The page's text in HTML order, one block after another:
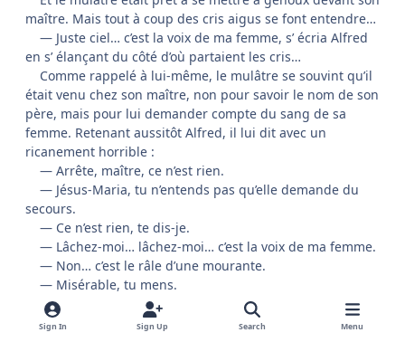
maître. Mais tout à coup des cris aigus se font entendre…
— Juste ciel… c’est la voix de ma femme, s’ écria Alfred
en s’ élançant du côté d’où partaient les cris…
Comme rappelé à lui-même, le mulâtre se souvint qu’il
était venu chez son maître, non pour savoir le nom de son
père, mais pour lui demander compte du sang de sa
femme. Retenant aussitôt Alfred, il lui dit avec un
ricanement horrible :
— Arrête, maître, ce n’est rien.
— Jésus-Maria, tu n’entends pas qu’elle demande du
secours.
— Ce n’est rien, te dis-je.
— Lâchez-moi… lâchez-moi… c’est la voix de ma femme.
— Non… c’est le râle d’une mourante.
— Misérable, tu mens.
— Je l’ai empoisonnée.
— Oh !…
Sign In Sign Up Search Menu